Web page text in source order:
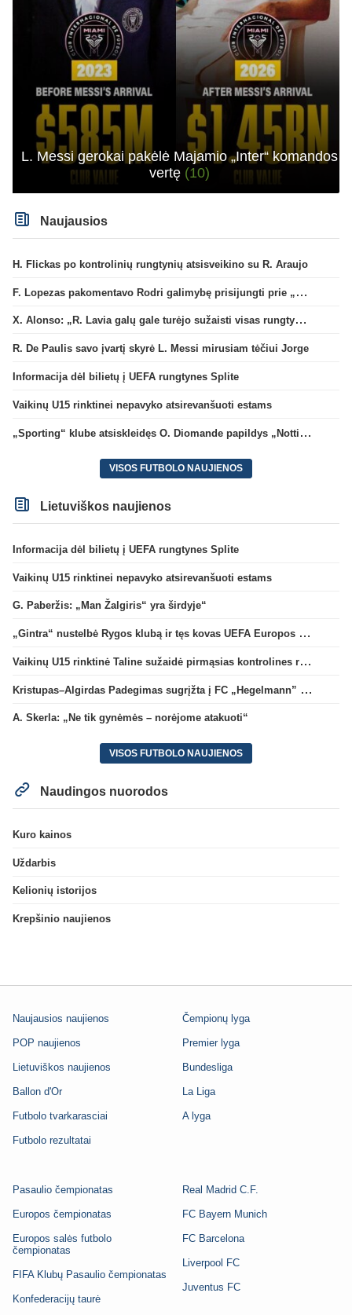
L. Messi gerokai pakėlė Majamio „Inter“ komandos
vertę (10)
Naujausios
H. Flickas po kontrolinių rungtynių atsisveikino su R. Araujo
F. Lopezas pakomentavo Rodri galimybę prisijungti prie „Barcelona“ ekipos
X. Alonso: „R. Lavia galų gale turėjo sužaisti visas rungtynes“
R. De Paulis savo įvartį skyrė L. Messi mirusiam tėčiui Jorge
Informacija dėl bilietų į UEFA rungtynes Splite
Vaikinų U15 rinktinei nepavyko atsirevanšuoti estams
„Sporting“ klube atsiskleidęs O. Diomande papildys „Nottingham“ gretas
VISOS FUTBOLO NAUJIENOS
Lietuviškos naujienos
Informacija dėl bilietų į UEFA rungtynes Splite
Vaikinų U15 rinktinei nepavyko atsirevanšuoti estams
G. Paberžis: „Man Žalgiris“ yra širdyje“
„Gintra“ nustelbė Rygos klubą ir tęs kovas UEFA Europos taurės atrankoje
Vaikinų U15 rinktinė Taline sužaidė pirmąsias kontrolines rungtynes
Kristupas–Algirdas Padegimas sugrįžta į FC „Hegelmann” B sudėtį
A. Skerla: „Ne tik gynėmės – norėjome atakuoti“
VISOS FUTBOLO NAUJIENOS
Naudingos nuorodos
Kuro kainos
Uždarbis
Kelionių istorijos
Krepšinio naujienos
Naujausios naujienos
POP naujienos
Lietuviškos naujienos
Ballon d'Or
Futbolo tvarkarasciai
Futbolo rezultatai
Čempionų lyga
Premier lyga
Bundesliga
La Liga
A lyga
Pasaulio čempionatas
Europos čempionatas
Europos salės futbolo
čempionatas
FIFA Klubų Pasaulio čempionatas
Konfederacijų taurė
Real Madrid C.F.
FC Bayern Munich
FC Barcelona
Liverpool FC
Juventus FC